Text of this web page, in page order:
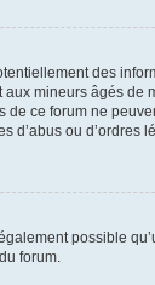
des
mineurs âgés de
ce forum ne
ou d’ordres
possible
forum.